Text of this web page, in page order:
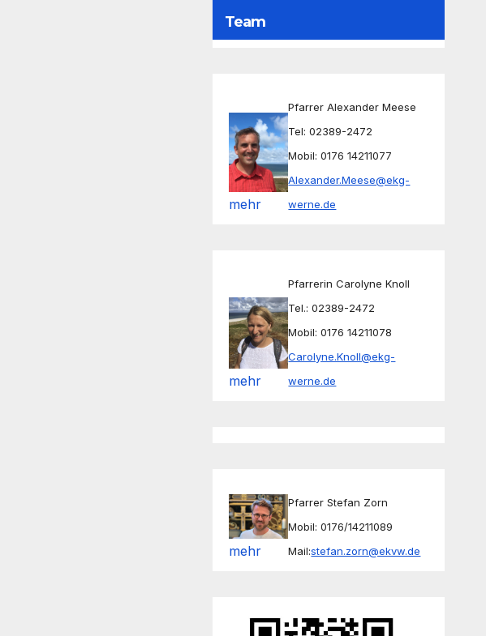
Team
mehr
Pfarrer Alexander Meese
Tel: 02389-2472
Mobil: 0176 14211077
Alexander.Meese@ekg-
werne.de
mehr
Pfarrerin Carolyne Knoll
Tel.: 02389-2472
Mobil: 0176 14211078
Carolyne.Knoll@ekg-
werne.de
mehr
Pfarrer Stefan Zorn
Mobil: 0176/14211089
Mail:stefan.zorn@ekvw.de